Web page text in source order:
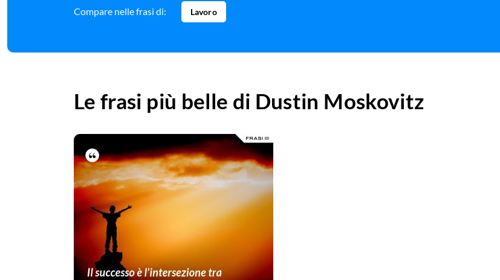
Compare nelle frasi di: Lavoro
Le frasi più belle di Dustin Moskovitz